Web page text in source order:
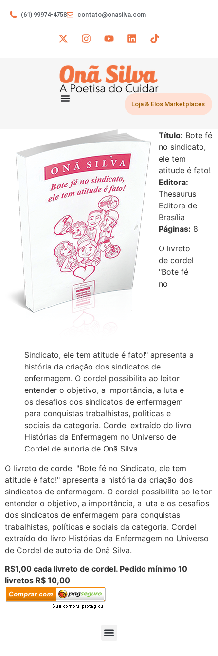
(61) 99974-4758 contato@onasilva.com
Loja & Elos Marketplaces
Título: Bote fé
no sindicato,
ele tem
atitude é fato!
Editora:
Thesaurus
Editora de
Brasília
Páginas: 8
O livreto
de cordel
"Bote fé
no
Sindicato, ele tem atitude é fato!" apresenta a
história da criação dos sindicatos de
enfermagem. O cordel possibilita ao leitor
entender o objetivo, a importância, a luta e
os desafios dos sindicatos de enfermagem
para conquistas trabalhistas, políticas e
sociais da categoria. Cordel extraído do livro
Histórias da Enfermagem no Universo de
Cordel de autoria de Onã Silva.
O livreto de cordel "Bote fé no Sindicato, ele tem
atitude é fato!" apresenta a história da criação dos
sindicatos de enfermagem. O cordel possibilita ao leitor
entender o objetivo, a importância, a luta e os desafios
dos sindicatos de enfermagem para conquistas
trabalhistas, políticas e sociais da categoria. Cordel
extraído do livro Histórias da Enfermagem no Universo
de Cordel de autoria de Onã Silva.
R$1,00 cada livreto de cordel. Pedido mínimo 10
livretos R$ 10,00